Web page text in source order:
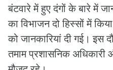
बंटवारे में हुए दंगों के बारे में
का विभाजन दो हिस्सों में
को जानकारियां दी गई। इस
तमाम प्रशासनिक